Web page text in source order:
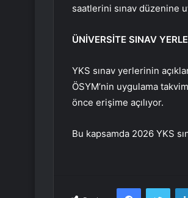
saatlerini sınav düzenine
ÜNİVERSİTE SINAV
YKS sınav yerlerinin
ÖSYM’nin uygulama
önce erişime açılıyor.
Bu kapsamda 2026 YKS
Facebook